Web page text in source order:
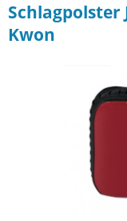
Schlagpolster
Kwon